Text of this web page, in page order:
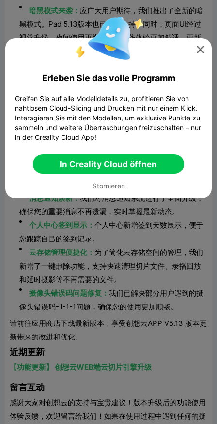
暗黑模式来袭： 应广大用户期待，我们推出了全新的暗
黑模式。Pad 5.13版本也已同步支持。同时，页面UI经过
视觉升级，夜间使用更为护眼，操作体验更加舒适。更新
版本后首页会进行弹窗体验提醒，后续前往“设置”进行主题
消息通知焕新：我们对消息通知系统进行了全面升级，
确保您的重要消息不再遗漏，实时掌握最新动态。
个人中心签到显示： 个人中心新增签到天数展示，便于
您跟踪自己的签到记录。
云存储管理便捷化： 为了简化云存储空间的管理，我们
新增了一键删除功能，支持快速清理切片文件、录播回放
和延时摄影等不再需要的文件。
摄像头错误码问题修复： 我们已解决部分用户遇到的摄
像头错误码-1-1-1问题，确保您的使用更加顺畅。
请前往应用商店下载最新版本，享受创想云APP V5.13 版本更
新带来的改进和优化。
近期更新
【功能更新】 创想云WEB端云切片引擎升级
留言互动
感谢大家对创想云的支持与宝贵建议！版本升级后的功能使用
体验反馈，欢迎留言给我们！如果在使用过程中遇到任何的疑

Erleben Sie das volle Programm
Greifen Sie auf alle Modelldetails zu, profitieren Sie von
nahtlosem Cloud-Slicing und Drucken mit nur einem Klick.
Interagieren Sie mit den Modellen, um exklusive Punkte zu
sammeln und weitere Überraschungen freizuschalten – nur
in der Creality Cloud App!
In Creality Cloud öffnen
Stornieren